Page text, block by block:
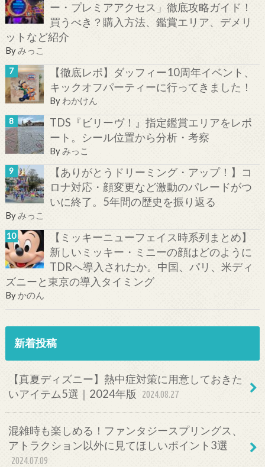
ー・プレミアアクセス」徹底攻略ガイド！
買うべき？購入方法、鑑賞エリア、デメリ
ットなど紹介
Byみっこ
【徹底レポ】ダッフィー10周年イベント、
キックオフパーティーに行ってきました！
By わかけん
TDS『ビリーヴ！』指定鑑賞エリアをレポ
ート。シール位置から分析・考察
Byみっこ
【ありがとうドリーミング・アップ！】コ
ロナ対応・顔変更など激動のパレードがつ
いに終了。5年間の歴史を振り返る
Byみっこ
【ミッキーニューフェイス時系列まとめ】
新しいミッキー・ミニーの顔はどのように
TDRへ導入されたか。中国、パリ、米ディ
ズニーと東京の導入タイミング
By かのん
新着投稿
【真夏ディズニー】熱中症対策に用意しておきた
いアイテム5選｜2024年版
2024.08.27
混雑時も楽しめる！ファンタジースプリングス、
アトラクション以外に見てほしいポイント3選
2024.07.09